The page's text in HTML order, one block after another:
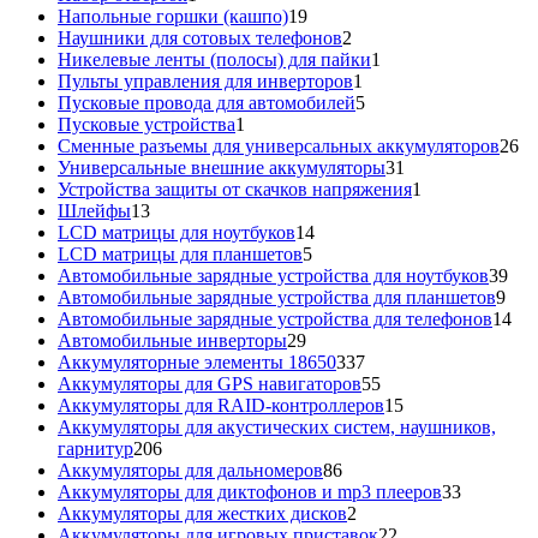
товар
Напольные горшки (кашпо)1919
товаров
Наушники для сотовых телефонов2
товара
Никелевые ленты (полосы) для пайки1
Пульты управления для инверторов1
товар
Пусковые провода для автомобилей55
Пусковые устройства1
товар
Сменные разъемы для универсальных аккумуляторов2626
Универсальные внешние аккумуляторы31
товар
Устройства защиты от скачков напряжения1
Шлейфы1313
товаров
LCD матрицы для ноутбуков1414
LCD матрицы для планшетов55
товаров
Автомобильные зарядные устройства для ноутбуков3939
Автомобильные зарядные устройства для планшетов99
Автомобильные зарядные устройства для телефонов1414
Автомобильные инверторы2929
товаров
Аккумуляторные элементы 18650337337
товаров
Аккумуляторы для GPS навигаторов5555
товаров
Аккумуляторы для RAID-контроллеров1515
товаров
Аккумуляторы для акустических систем, наушников,
гарнитур206206
товаров
Аккумуляторы для дальномеров8686
товаров
Аккумуляторы для диктофонов и mp3 плееров3333
Аккумуляторы для жестких дисков2